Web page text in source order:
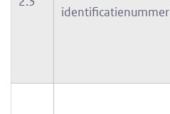
identificatienummer